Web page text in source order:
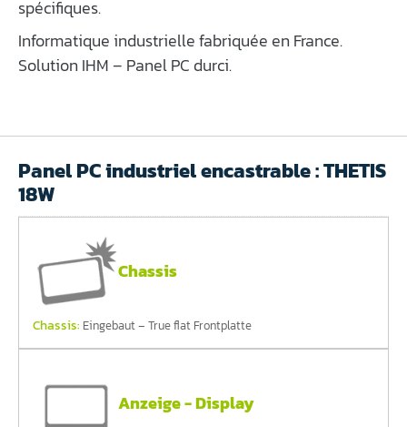
spécifiques.
Informatique industrielle fabriquée en France.
Solution IHM – Panel PC durci.
Panel PC industriel encastrable : THETIS
18W
Chassis
Chassis: Eingebaut – True flat Frontplatte
Anzeige - Display